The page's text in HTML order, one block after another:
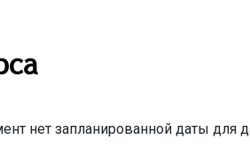
нет запланированной даты для